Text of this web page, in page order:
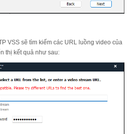
VSS sẽ tìm kiếm các URL luồng video của
thị kết quả như sau: